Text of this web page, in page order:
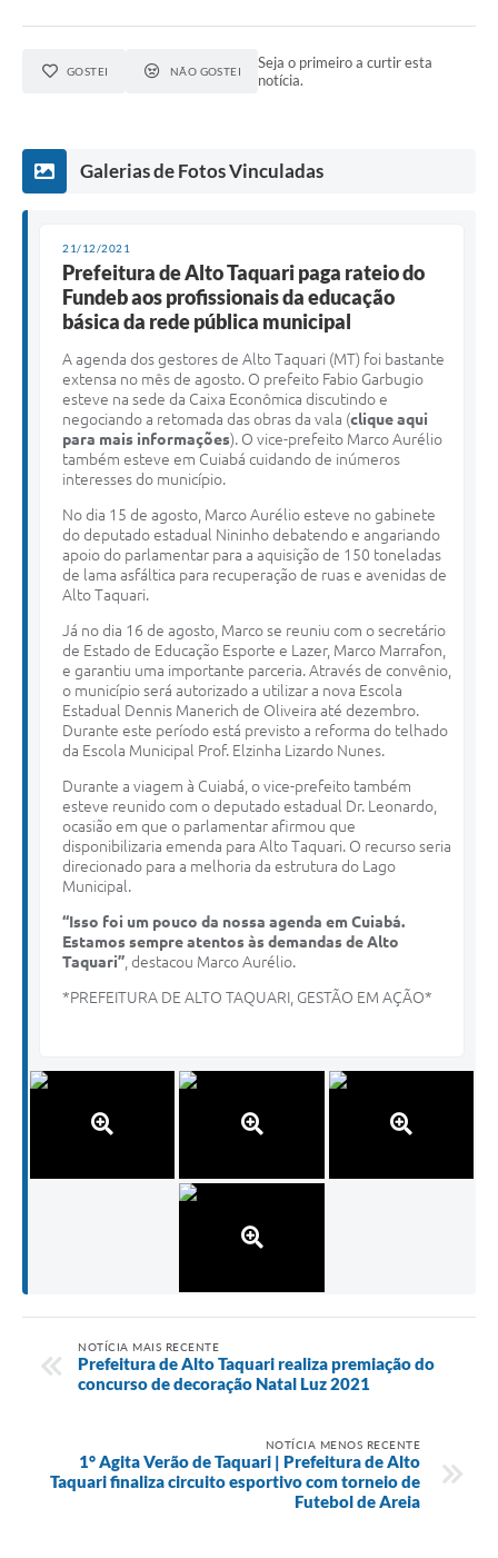
GOSTEI NÃO GOSTEI
Seja o primeiro a curtir esta
notícia.
Galerias de Fotos Vinculadas
21/12/2021
Prefeitura de Alto Taquari paga rateio do
Fundeb aos profissionais da educação
básica da rede pública municipal
A agenda dos gestores de Alto Taquari (MT) foi bastante
extensa no mês de agosto. O prefeito Fabio Garbugio
esteve na sede da Caixa Econômica discutindo e
negociando a retomada das obras da vala (clique aqui
para mais informações). O vice-prefeito Marco Aurélio
também esteve em Cuiabá cuidando de inúmeros
interesses do município.
No dia 15 de agosto, Marco Aurélio esteve no gabinete
do deputado estadual Nininho debatendo e angariando
apoio do parlamentar para a aquisição de 150 toneladas
de lama asfáltica para recuperação de ruas e avenidas de
Alto Taquari.
Já no dia 16 de agosto, Marco se reuniu com o secretário
de Estado de Educação Esporte e Lazer, Marco Marrafon,
e garantiu uma importante parceria. Através de convênio,
o município será autorizado a utilizar a nova Escola
Estadual Dennis Manerich de Oliveira até dezembro.
Durante este período está previsto a reforma do telhado
da Escola Municipal Prof. Elzinha Lizardo Nunes.
Durante a viagem à Cuiabá, o vice-prefeito também
esteve reunido com o deputado estadual Dr. Leonardo,
ocasião em que o parlamentar afirmou que
disponibilizaria emenda para Alto Taquari. O recurso seria
direcionado para a melhoria da estrutura do Lago
Municipal.
“Isso foi um pouco da nossa agenda em Cuiabá.
Estamos sempre atentos às demandas de Alto
Taquari” , destacou Marco Aurélio.
*PREFEITURA DE ALTO TAQUARI, GESTÃO EM AÇÃO*
NOTÍCIA MAIS RECENTE
Prefeitura de Alto Taquari realiza premiação do
concurso de decoração Natal Luz 2021
NOTÍCIA MENOS RECENTE
1° Agita Verão de Taquari | Prefeitura de Alto
Taquari finaliza circuito esportivo com torneio de
Futebol de Areia